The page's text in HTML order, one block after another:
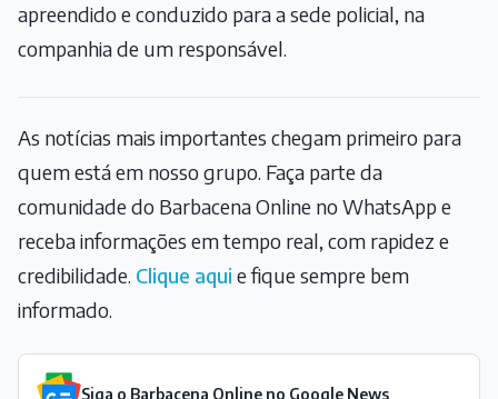
apreendido e conduzido para a sede policial, na
companhia de um responsável.
As notícias mais importantes chegam primeiro para
quem está em nosso grupo. Faça parte da
comunidade do Barbacena Online no WhatsApp e
receba informações em tempo real, com rapidez e
credibilidade. Clique aqui e fique sempre bem
informado.
Siga o Barbacena Online no Google News